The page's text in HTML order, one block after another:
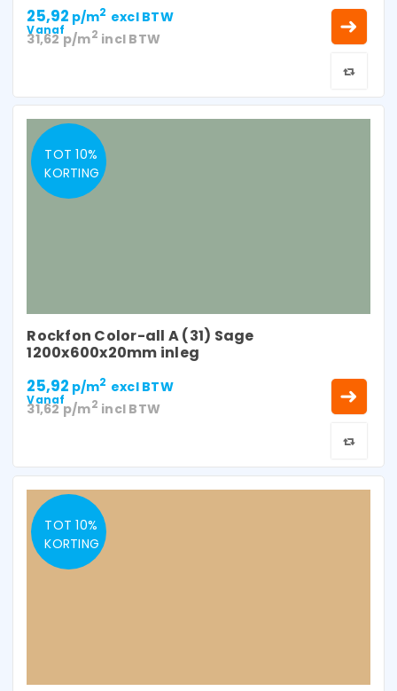
Vanaf
25,92 p/m2 excl BTW
31,62p/m2 incl BTW
TOT 10%
KORTING
Rockfon Color-all A (31) Sage
1200x600x20mm inleg
Vanaf
25,92 p/m2 excl BTW
31,62p/m2 incl BTW
TOT 10%
KORTING